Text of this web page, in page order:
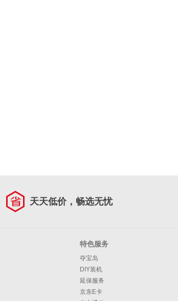
天天低价，畅选无忧
特色服务
夺宝岛
DIY装机
延保服务
京东E卡